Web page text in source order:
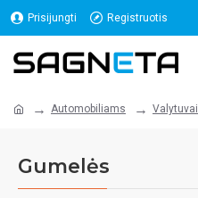
Prisijungti Registruotis
Automobiliams Valytuvai
Gumelės